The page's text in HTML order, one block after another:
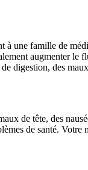
une famille de
augmenter
digestion, des
de tête, des
de santé.